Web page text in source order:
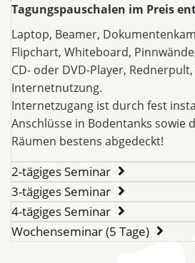
Tagungspauschalen im Preis
Laptop, Beamer,
Flipchart, Whiteboard,
CD- oder DVD-Player,
Internetnutzung.
Internetzugang ist durch fest
Anschlüsse in Bodentanks sowie
Räumen bestens abgedeckt!
2-tägiges Seminar
3-tägiges Seminar
4-tägiges Seminar
Wochenseminar (5 Tage)